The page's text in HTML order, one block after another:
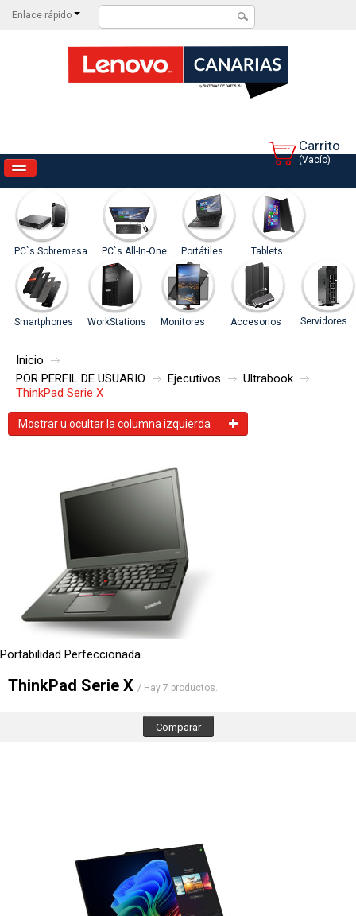
Enlace rápido
Carrito
(Vacío)
INICIO
CATEGORIAS
CONTACTAR
PROMOCIONES
NOVEDADES
PC`s Sobremesa PC`s All-In-One Portátiles Tablets
Smartphones WorkStations Monitores Accesorios Servidores
Inicio
POR PERFIL DE USUARIO
Ejecutivos
Ultrabook
ThinkPad Serie X
Mostrar u ocultar la columna izquierda
Portabilidad Perfeccionada.
ThinkPad Serie X / Hay 7 productos.